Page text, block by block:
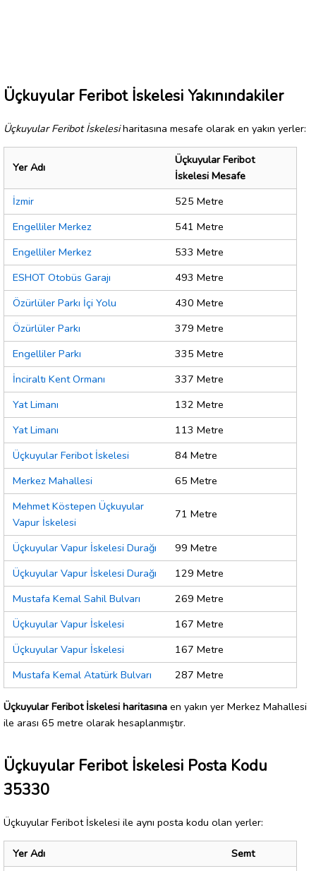
Üçkuyular Feribot İskelesi Yakınındakiler
Üçkuyular Feribot İskelesiharitasına mesafe olarak en yakın yerler:
Yer Adı
Üçkuyular Feribot
İskelesi Mesafe
İzmir
525 Metre
Engelliler Merkez
541 Metre
Engelliler Merkez
533 Metre
ESHOT Otobüs Garajı
493 Metre
Özürlüler Parkı İçi Yolu
430 Metre
Özürlüler Parkı
379 Metre
Engelliler Parkı
335 Metre
İnciraltı Kent Ormanı
337 Metre
Yat Limanı
132 Metre
Yat Limanı
113 Metre
Üçkuyular Feribot İskelesi
84 Metre
Merkez Mahallesi
65 Metre
Mehmet Köstepen Üçkuyular
Vapur İskelesi
71 Metre
Üçkuyular Vapur İskelesi Durağı
99 Metre
Üçkuyular Vapur İskelesi Durağı
129 Metre
Mustafa Kemal Sahil Bulvarı
269 Metre
Üçkuyular Vapur İskelesi
167 Metre
Üçkuyular Vapur İskelesi
167 Metre
Mustafa Kemal Atatürk Bulvarı
287 Metre
Üçkuyular Feribot İskelesi haritasına en yakın yer Merkez Mahallesi
ile arası 65 metre olarak hesaplanmıştır.
Üçkuyular Feribot İskelesi Posta Kodu
35330
Üçkuyular Feribot İskelesi ile aynı posta kodu olan yerler:
Yer Adı Semt